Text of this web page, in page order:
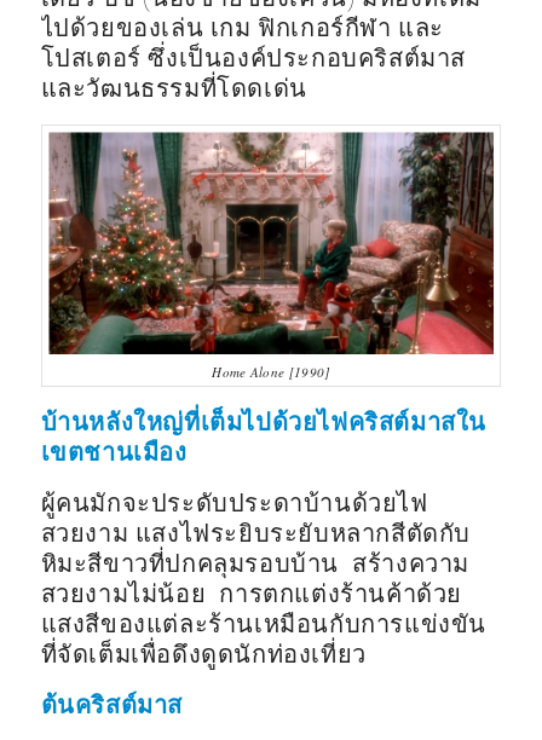
ไปด้วยของเล่น เกม ฟิกเกอร์กีฬา และ
โปสเตอร์ ซึ่งเป็นองค์ประกอบคริสต์มาส
และวัฒนธรรมที่โดดเด่น
Home Alone [1990]
บ้านหลังใหญ่ที่เต็มไปด้วยไฟคริสต์มาสใน
เขตชานเมือง
ผู้คนมักจะประดับประดาบ้านด้วยไฟ
สวยงาม แสงไฟระยิบระยับหลากสีตัดกับ
หิมะสีขาวที่ปกคลุมรอบบ้าน สร้างความ
สวยงามไม่น้อย การตกแต่งร้านค้าด้วย
แสงสีของแต่ละร้านเหมือนกับการแข่งขัน
ที่จัดเต็มเพื่อดึงดูดนักท่องเที่ยว
ต้นคริสต์มาส